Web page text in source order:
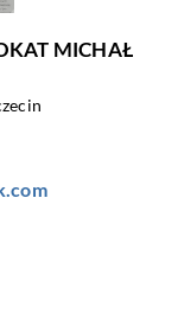
MICHAŁ